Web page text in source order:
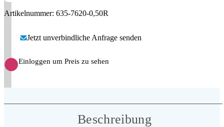
Artikelnummer: 635-7620-0,50R
Jetzt unverbindliche Anfrage senden
Einloggen um Preis zu sehen
Beschreibung